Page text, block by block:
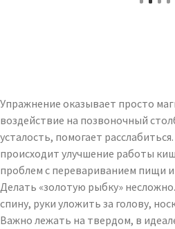
Упражнение оказывает просто
воздействие на позвоночный
усталость, помогает
происходит улучшение работы
проблем с перевариванием пищи
Делать «золотую рыбку»
спину, руки уложить за голову,
Важно лежать на твердом, в